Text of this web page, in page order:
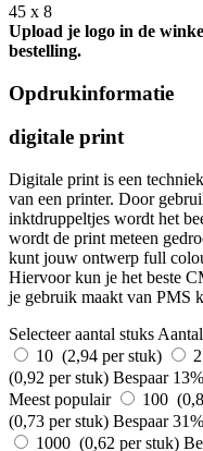
45 x 8
Upload je logo in de
bestelling.
Opdrukinformatie
digitale print
Digitale print is een
van een printer. Door
inktdruppeltjes wordt het
wordt de print meteen
kunt jouw ontwerp full
Hiervoor kun je het beste
je gebruik maakt van PMS
Selecteer aantal stuks
10 (2,94 per stuk)
(0,92 per stuk) Bespaar 13%
Meest populair
100
(0,73 per stuk) Bespaar 31%
1000 (0,62 per stuk)